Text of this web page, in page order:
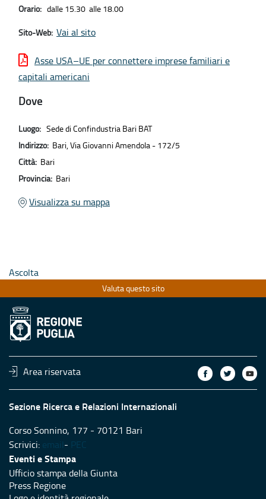
Orario: dalle 15.30 alle 18.00
Sito-Web: Vai al sito
Asse USA–UE per connettere imprese familiari e
capitali americani
Dove
Luogo: Sede di Confindustria Bari BAT
Indirizzo: Bari, Via Giovanni Amendola - 172/5
Città: Bari
Provincia: Bari
Visualizza su mappa
Ascolta
Valuta questo sito
Area riservata
Sezione Ricerca e Relazioni Internazionali
Corso Sonnino, 177 - 70121 Bari
Scrivici: email - PEC
Eventi e Stampa
Ufficio stampa della Giunta
Press Regione